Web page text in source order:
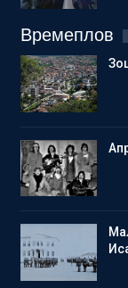
Времеплов